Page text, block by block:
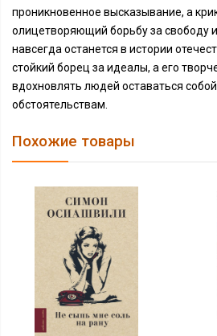
проникновенное высказывание, а
олицетворяющий борьбу за свободу
навсегда останется в истории
стойкий борец за идеалы, а его
вдохновлять людей оставаться
обстоятельствам.
Похожие товары